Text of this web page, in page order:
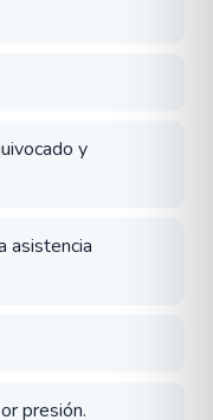
y
asistencia
presión.